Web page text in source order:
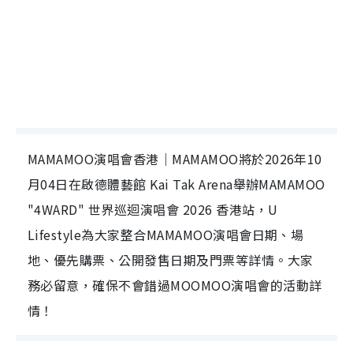
MAMAMOO演唱會香港｜MAMAMOO將於2026年10
月04日在啟德體藝館 Kai Tak Arena舉辦MAMAMOO
"4WARD" 世界巡迴演唱會 2026 香港站，U
Lifestyle為大家整合MAMAMOO演唱會日期、場
地、優先購票、公開發售日期及門票等詳情。大家
務必留意，確保不會錯過MOOMOO演唱會的活動詳
情！